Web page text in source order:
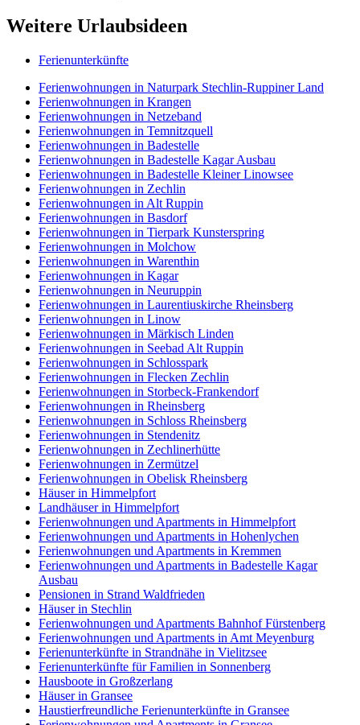
Weitere Urlaubsideen
Ferienunterkünfte
Ferienwohnungen in Naturpark Stechlin-Ruppiner Land
Ferienwohnungen in Krangen
Ferienwohnungen in Netzeband
Ferienwohnungen in Temnitzquell
Ferienwohnungen in Badestelle
Ferienwohnungen in Badestelle Kagar Ausbau
Ferienwohnungen in Badestelle Kleiner Linowsee
Ferienwohnungen in Zechlin
Ferienwohnungen in Alt Ruppin
Ferienwohnungen in Basdorf
Ferienwohnungen in Tierpark Kunsterspring
Ferienwohnungen in Molchow
Ferienwohnungen in Warenthin
Ferienwohnungen in Kagar
Ferienwohnungen in Neuruppin
Ferienwohnungen in Laurentiuskirche Rheinsberg
Ferienwohnungen in Linow
Ferienwohnungen in Märkisch Linden
Ferienwohnungen in Seebad Alt Ruppin
Ferienwohnungen in Schlosspark
Ferienwohnungen in Flecken Zechlin
Ferienwohnungen in Storbeck-Frankendorf
Ferienwohnungen in Rheinsberg
Ferienwohnungen in Schloss Rheinsberg
Ferienwohnungen in Stendenitz
Ferienwohnungen in Zechlinerhütte
Ferienwohnungen in Zermützel
Ferienwohnungen in Obelisk Rheinsberg
Häuser in Himmelpfort
Landhäuser in Himmelpfort
Ferienwohnungen und Apartments in Himmelpfort
Ferienwohnungen und Apartments in Hohenlychen
Ferienwohnungen und Apartments in Kremmen
Ferienwohnungen und Apartments in Badestelle Kagar
Ausbau
Pensionen in Strand Waldfrieden
Häuser in Stechlin
Ferienwohnungen und Apartments Bahnhof Fürstenberg
Ferienwohnungen und Apartments in Amt Meyenburg
Ferienunterkünfte in Strandnähe in Vielitzsee
Ferienunterkünfte für Familien in Sonnenberg
Hausboote in Großzerlang
Häuser in Gransee
Haustierfreundliche Ferienunterkünfte in Gransee